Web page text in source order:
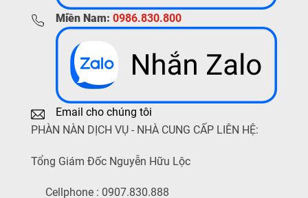
Miền Nam: 0986.830.800
Email cho chúng tôi
PHÀN NÀN DỊCH VỤ - NHÀ CUNG CẤP LIÊN HỆ:
Tổng Giám Đốc Nguyễn Hữu Lộc
Cellphone : 0907.830.888